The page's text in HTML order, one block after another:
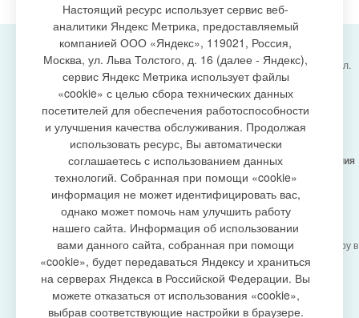
создание сайта
Администрация городского поселения Излучинск, ул.
Энергетиков, 6, пгт. Излучинск, Нижневартовский
район,
Ханты-Мансийский автономный округ-Югра
(Тюменская область), 628634
Сетевое изданиеhttps://www.gp-izluchinsk.ru
16+
Учредитель -Администрация городского поселения
Излучинск
Главный редактор - Бурич Денис Ярославович
Телефон/факс: (3466) 28-13-77 , e-mail:
admizl@rambler.ru
Сетевое изданиеhttps://www.gp-izluchinsk.ru
зарегистрировано Федеральной службой по надзору в
сфере связи,
информационных технологий и массовых
коммуникаций (Роскомнадзор), регистрационный
номер СМИ
ЭЛ № ФС77-87353 от 27.04.2024
Настоящий ресурс использует сервис веб-
аналитики Яндекс Метрика, предоставляемый
компанией ООО «Яндекс», 119021, Россия,
Москва, ул. Льва Толстого, д. 16 (далее - Яндекс),
сервис Яндекс Метрика использует файлы
«cookie» с целью сбора технических данных
посетителей для обеспечения работоспособности
и улучшения качества обслуживания. Продолжая
использовать ресурс, Вы автоматически
соглашаетесь с использованием данных
технологий. Собранная при помощи «cookie»
информация не может идентифицировать вас,
однако может помочь нам улучшить работу
нашего сайта. Информация об использовании
вами данного сайта, собранная при помощи
«cookie», будет передаваться Яндексу и храниться
на серверах Яндекса в Российской Федерации. Вы
можете отказаться от использования «cookie»,
выбрав соответствующие настройки в браузере.